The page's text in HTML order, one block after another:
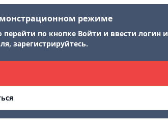
режиме
по кнопке Войти и ввести логин и
зарегистрируйтесь.